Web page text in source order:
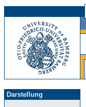
Darstellung